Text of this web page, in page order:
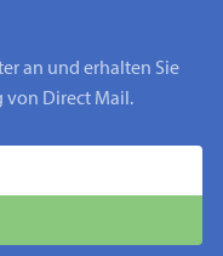
an und erhalten Sie
von Direct Mail.